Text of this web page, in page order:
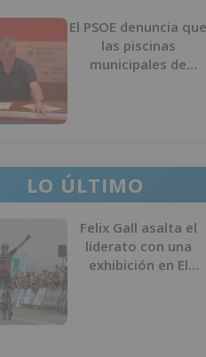
El PSOE denuncia que
las piscinas
municipales de
LO ÚLTIMO
Felix Gall asalta el
liderato con una
exhibición en El